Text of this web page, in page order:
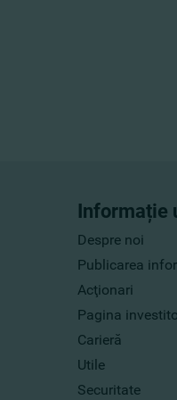
Informație
Despre noi
Publicarea
Acţionari
Pagina
Carieră
Utile
Securitate